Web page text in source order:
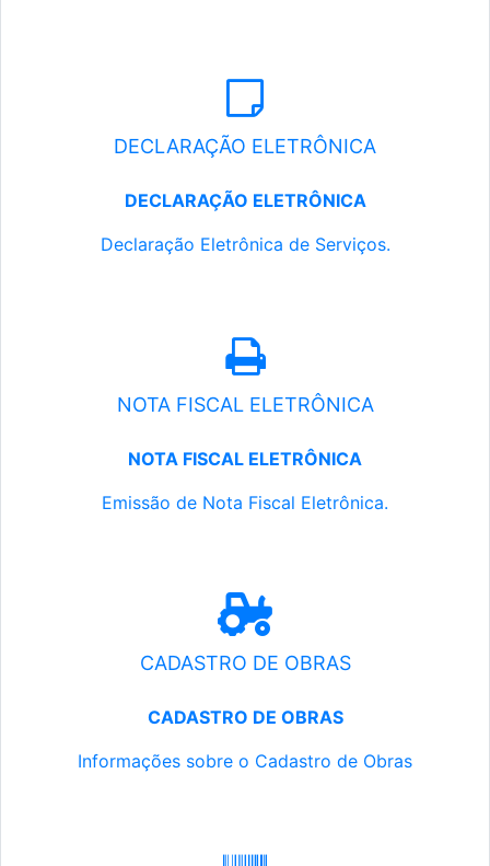
DECLARAÇÃO ELETRÔNICA
DECLARAÇÃO ELETRÔNICA
Declaração Eletrônica de Serviços.
NOTA FISCAL ELETRÔNICA
NOTA FISCAL ELETRÔNICA
Emissão de Nota Fiscal Eletrônica.
CADASTRO DE OBRAS
CADASTRO DE OBRAS
Informações sobre o Cadastro de Obras